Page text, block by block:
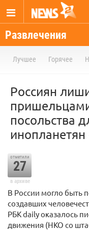
Развлечения
Лучшее Горячее
Россиян
посольства
инопланетян
отметили
27
в архиве
В России могло быть
создавших
РБК daily оказалось
движения (НКО со